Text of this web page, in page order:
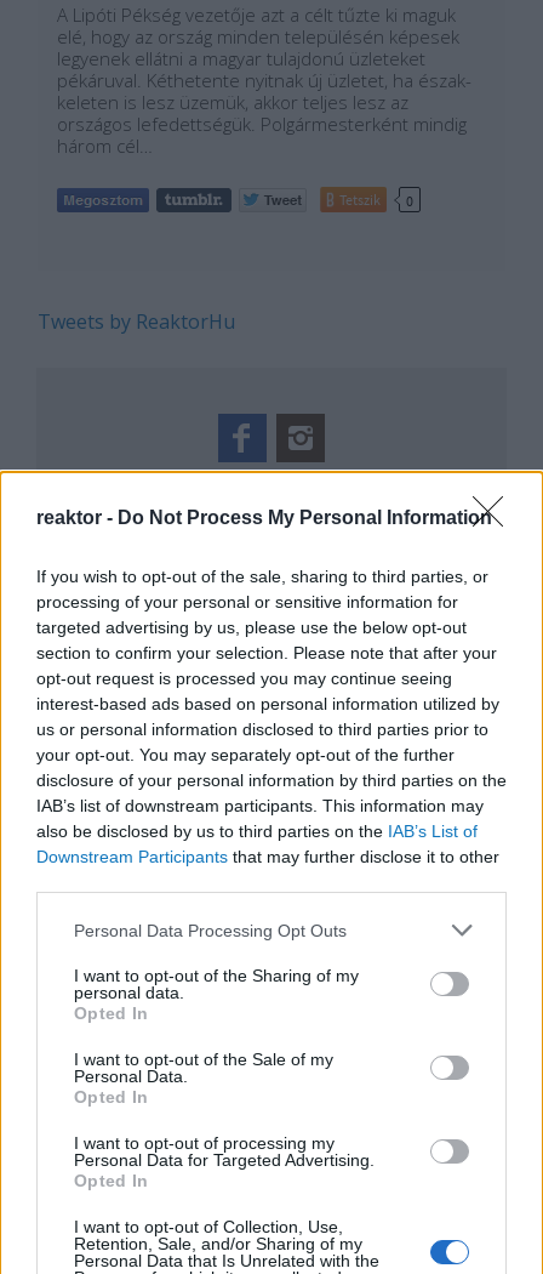
reaktor - Do Not Process My Personal Information
If you wish to opt-out of the sale, sharing to third parties, or
processing of your personal or sensitive information for
targeted advertising by us, please use the below opt-out
section to confirm your selection. Please note that after your
opt-out request is processed you may continue seeing
interest-based ads based on personal information utilized by
us or personal information disclosed to third parties prior to
your opt-out. You may separately opt-out of the further
disclosure of your personal information by third parties on the
IAB’s list of downstream participants. This information may
also be disclosed by us to third parties on the IAB’s List of
Downstream Participants that may further disclose it to other
Please note that this website/app uses one or more Google
not limited to your visit or usage behaviour. You may click to
grant or deny consent to Google and its third-party tags to
use your data for below specified purposes in below Google
consent section.
Personal Data Processing Opt Outs
I want to opt-out of the Sharing of my
personal data.
Opted In
I want to opt-out of the Sale of my
Personal Data.
Opted In
I want to opt-out of processing my
Personal Data for Targeted Advertising.
Opted In
I want to opt-out of Collection, Use,
Retention, Sale, and/or Sharing of my
Personal Data that Is Unrelated with the
A Lipóti Pékség vezetője azt a célt tűzte ki maguk
elé, hogy az ország minden településén képesek
legyenek ellátni a magyar tulajdonú üzleteket
pékáruval. Kéthetente nyitnak új üzletet, ha észak-
keleten is lesz üzemük, akkor teljes lesz az
országos lefedettségük. Polgármesterként mindig
három cél…
Tetszik 0
Tweets by ReaktorHu
Manaus: a dzsungel szívének városa
Magyarország rejtett gyöngyszemei
Irak nagy dobása: új kereskedelmi út a világ
közepén
Mik alakítják a gondolkodásod? Avagy a
kognitív torzítások
A világ legveszélyesebb migrációs útvonalai: A
Közép-Mediterrán útvonal, A Darién-régió és
az Indiai-óceáni út
FACEBOOK
LEGFRISSEBB